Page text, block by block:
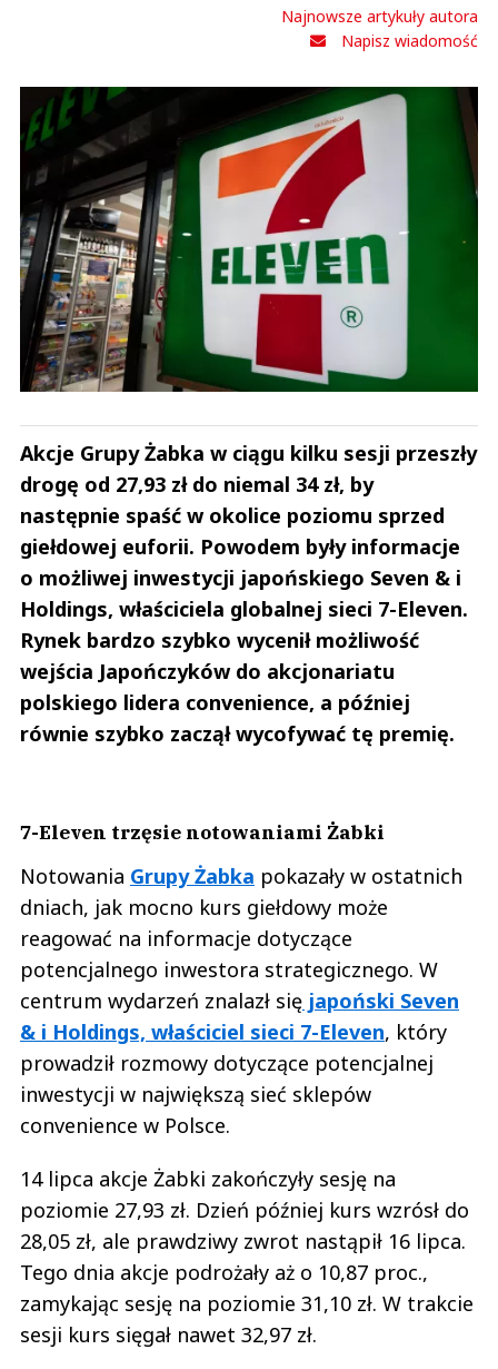
Jakub Wendrowycz
Nie znaleziono komentarzy
Zostaw swoje komentarze
Imię (Wymagane)
Anuluj
Prześlij komentarz
Najnowsze artykuły autora
Napisz wiadomość
Akcje Grupy Żabka w ciągu kilku sesji przeszły
drogę od 27,93 zł do niemal 34 zł, by
następnie spaść w okolice poziomu sprzed
giełdowej euforii. Powodem były informacje
o możliwej inwestycji japońskiego Seven & i
Holdings, właściciela globalnej sieci 7-Eleven.
Rynek bardzo szybko wycenił możliwość
wejścia Japończyków do akcjonariatu
polskiego lidera convenience, a później
równie szybko zaczął wycofywać tę premię.
7-Eleven trzęsie notowaniami Żabki
Notowania Grupy Żabka pokazały w ostatnich
dniach, jak mocno kurs giełdowy może
reagować na informacje dotyczące
potencjalnego inwestora strategicznego. W
centrum wydarzeń znalazł się japoński Seven
& i Holdings, właściciel sieci 7-Eleven, który
prowadził rozmowy dotyczące potencjalnej
inwestycji w największą sieć sklepów
convenience w Polsce.
14 lipca akcje Żabki zakończyły sesję na
poziomie 27,93 zł. Dzień później kurs wzrósł do
28,05 zł, ale prawdziwy zwrot nastąpił 16 lipca.
Tego dnia akcje podrożały aż o 10,87 proc.,
zamykając sesję na poziomie 31,10 zł. W trakcie
sesji kurs sięgał nawet 32,97 zł.